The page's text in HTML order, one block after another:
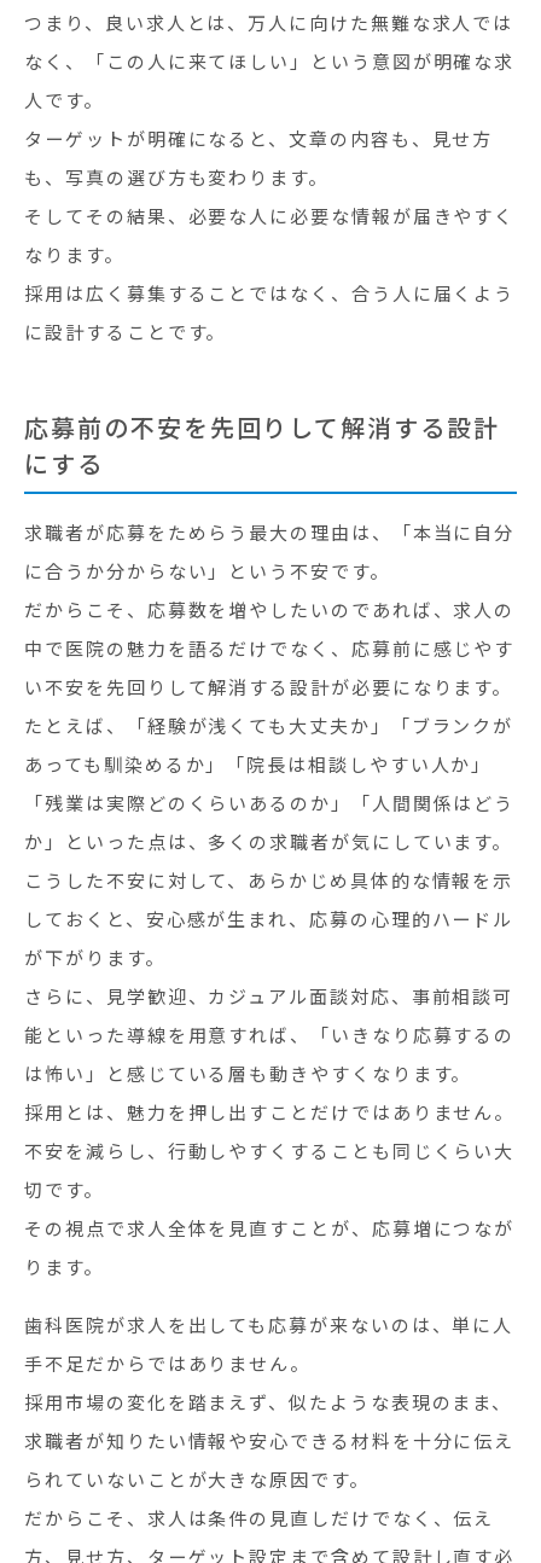
つまり、良い求人とは、万人に向けた無難な求人では
なく、「この人に来てほしい」という意図が明確な求
人です。
ターゲットが明確になると、文章の内容も、見せ方
も、写真の選び方も変わります。
そしてその結果、必要な人に必要な情報が届きやすく
なります。
採用は広く募集することではなく、合う人に届くよう
に設計することです。
応募前の不安を先回りして解消する設計
にする
求職者が応募をためらう最大の理由は、「本当に自分
に合うか分からない」という不安です。
だからこそ、応募数を増やしたいのであれば、求人の
中で医院の魅力を語るだけでなく、応募前に感じやす
い不安を先回りして解消する設計が必要になります。
たとえば、「経験が浅くても大丈夫か」「ブランクが
あっても馴染めるか」「院長は相談しやすい人か」
「残業は実際どのくらいあるのか」「人間関係はどう
か」といった点は、多くの求職者が気にしています。
こうした不安に対して、あらかじめ具体的な情報を示
しておくと、安心感が生まれ、応募の心理的ハードル
が下がります。
さらに、見学歓迎、カジュアル面談対応、事前相談可
能といった導線を用意すれば、「いきなり応募するの
は怖い」と感じている層も動きやすくなります。
採用とは、魅力を押し出すことだけではありません。
不安を減らし、行動しやすくすることも同じくらい大
切です。
その視点で求人全体を見直すことが、応募増につなが
ります。
歯科医院が求人を出しても応募が来ないのは、単に人
手不足だからではありません。
採用市場の変化を踏まえず、似たような表現のまま、
求職者が知りたい情報や安心できる材料を十分に伝え
られていないことが大きな原因です。
だからこそ、求人は条件の見直しだけでなく、伝え
方、見せ方、ターゲット設定まで含めて設計し直す必